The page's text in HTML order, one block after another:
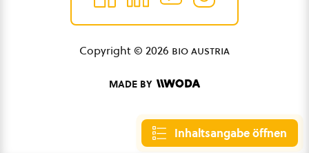
Inhaltsangabe öffnen
Copyright © 2026 bio austria
MADE BY